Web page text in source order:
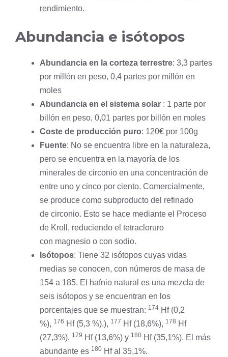
rendimiento.
Abundancia e isótopos
Abundancia en la corteza terrestre: 3,3 partes
por millón en peso, 0,4 partes por millón en
moles
Abundancia en el sistema solar : 1 parte por
billón en peso, 0,01 partes por billón en moles
Coste de producción puro: 120€ por 100g
Fuente: No se encuentra libre en la naturaleza,
pero se encuentra en la mayoría de los
minerales de circonio en una concentración de
entre uno y cinco por ciento. Comercialmente,
se produce como subproducto del refinado
de circonio. Esto se hace mediante el Proceso
de Kroll, reduciendo el tetracloruro
con magnesio o con sodio.
Isótopos: Tiene 32 isótopos cuyas vidas
medias se conocen, con números de masa de
154 a 185. El hafnio natural es una mezcla de
seis isótopos y se encuentran en los
porcentajes que se muestran: 174 Hf (0,2
%), 176 Hf (5,3 %).), 177 Hf (18,6%), 178 Hf
(27,3%), 179 Hf (13,6%) y 180 Hf (35,1%). El más
abundante es 180 Hf al 35,1%.